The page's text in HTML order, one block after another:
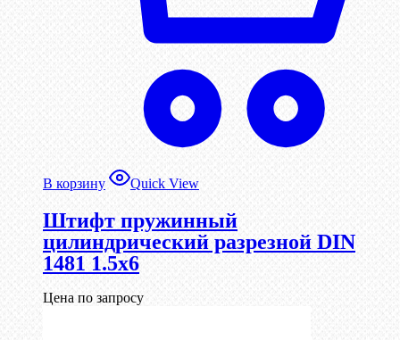
В корзину Quick View
Штифт пружинный
цилиндрический разрезной DIN
1481 1.5х6
Цена по запросу